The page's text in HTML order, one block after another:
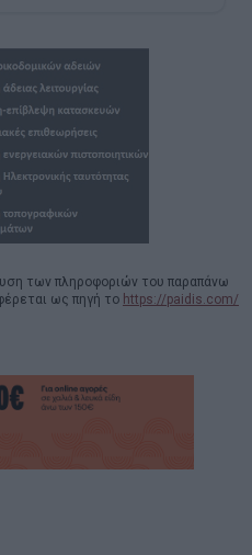
των πληροφοριών του παραπάνω
ως πηγή το https://paidis.com/